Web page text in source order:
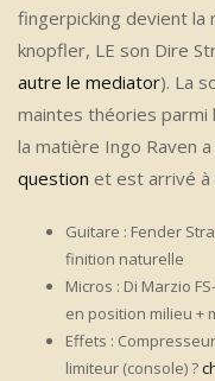
fingerpicking devient la
knopfler, LE son Dire
autre le mediator). La
maintes théories parmi
la matière Ingo Raven
question et est arrivé à
Guitare : Fender
finition naturelle
Micros : Di Marzio
en position milieu +
Effets :
limiteur (console) ?